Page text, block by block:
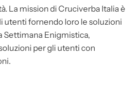
La mission di Cruciverba Italia è
utenti fornendo loro le soluzioni
Settimana Enigmistica,
per gli utenti con